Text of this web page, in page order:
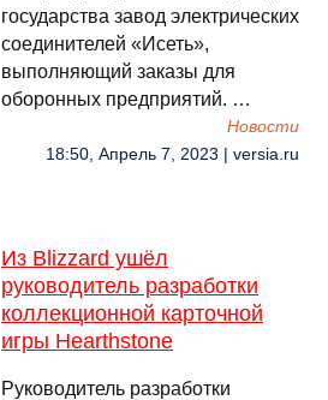
государства завод электрических
соединителей «Исеть»,
выполняющий заказы для
оборонных предприятий. …
Новости
18:50, Апрель 7, 2023 | versia.ru
Из Blizzard ушёл
руководитель разработки
коллекционной карточной
игры Hearthstone
Руководитель разработки